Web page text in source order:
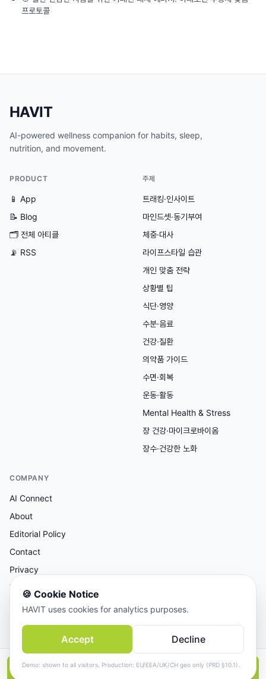
프로토콜
📱앱에서 더 보기
HAVIT
AI-powered wellness companion for habits, sleep,
nutrition, and movement.
PRODUCT
📱 App
📝 Blog
🗂 전체 아티클
📡 RSS
주제
트래킹·인사이트
마인드셋·동기부여
체중·대사
라이프스타일 습관
개인 맞춤 전략
상황별 팁
식단·영양
수분·음료
건강·질환
의약품 가이드
수면·회복
운동·활동
Mental Health & Stress
장 건강·마이크로바이옴
장수·건강한 노화
COMPANY
AI Connect
About
Editorial Policy
Contact
Privacy
Terms
AI 보조 리서치, 사람이 검토한 콘텐츠.
🍪 Cookie Notice
HAVIT uses cookies for analytics purposes.
Accept Decline
Demo: shown to all visitors. Production: EU/EEA/UK/CH geo only (PRD §10.1).